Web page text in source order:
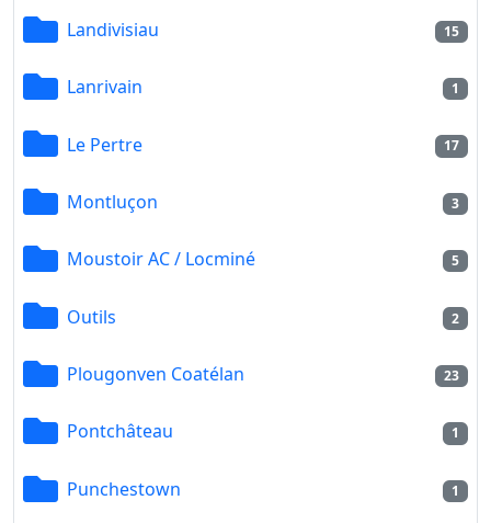
Landivisiau 15
Lanrivain 1
Le Pertre 17
Montluçon 3
Moustoir AC / Locminé 5
Outils 2
Plougonven Coatélan 23
Pontchâteau 1
Punchestown 1